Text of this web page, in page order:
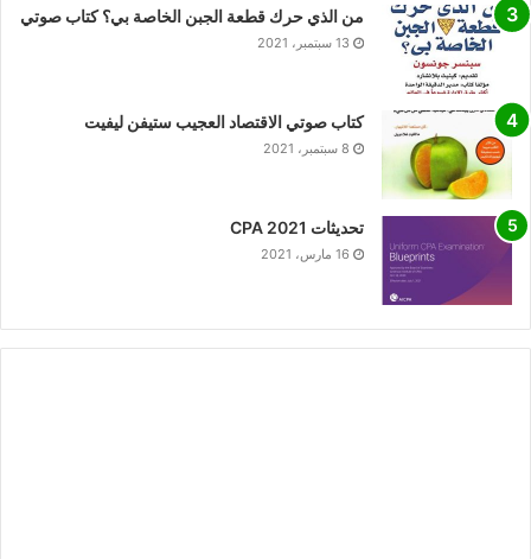
من الذي حرك قطعة الجبن الخاصة بي؟ كتاب صوتي
13 سبتمبر، 2021
كتاب صوتي الاقتصاد العجيب ستيفن ليفيت
8 سبتمبر، 2021
تحديثات CPA 2021
16 مارس، 2021